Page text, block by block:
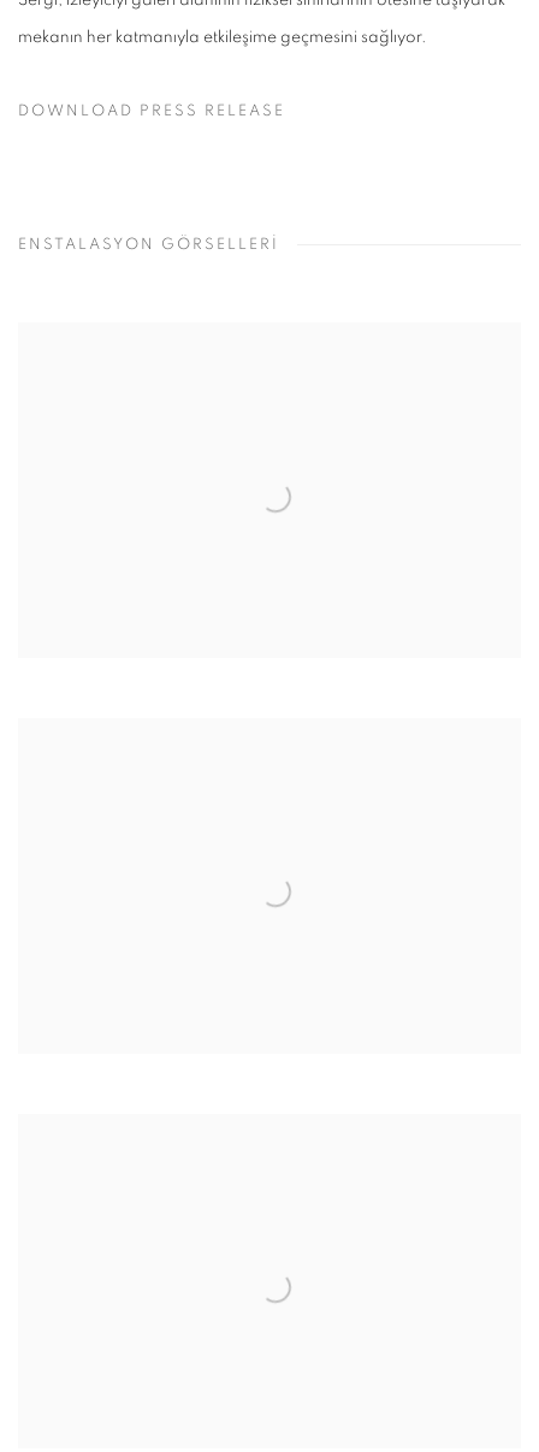
mekanın her katmanıyla etkileşime geçmesini sağlıyor.
DOWNLOAD PRESS RELEASE
ENSTALASYON GÖRSELLERİ